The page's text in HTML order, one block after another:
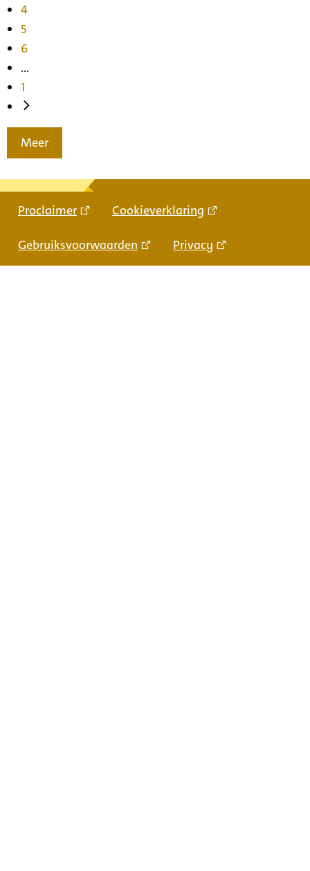
4
5
6
...
1
Meer
Proclaimer Cookieverklaring
Gebruiksvoorwaarden Privacy